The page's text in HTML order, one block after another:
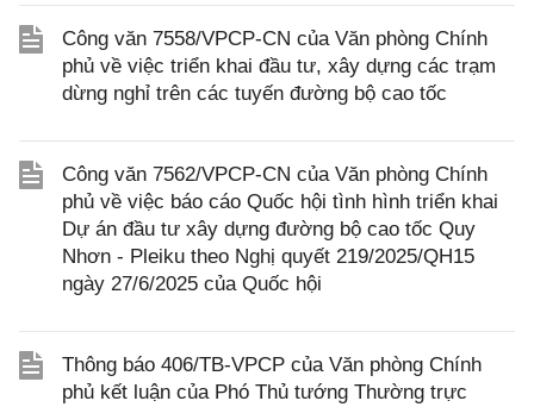
Công văn 7558/VPCP-CN của Văn phòng Chính
phủ về việc triển khai đầu tư, xây dựng các trạm
dừng nghỉ trên các tuyến đường bộ cao tốc
Công văn 7562/VPCP-CN của Văn phòng Chính
phủ về việc báo cáo Quốc hội tình hình triển khai
Dự án đầu tư xây dựng đường bộ cao tốc Quy
Nhơn - Pleiku theo Nghị quyết 219/2025/QH15
ngày 27/6/2025 của Quốc hội
Thông báo 406/TB-VPCP của Văn phòng Chính
phủ kết luận của Phó Thủ tướng Thường trực